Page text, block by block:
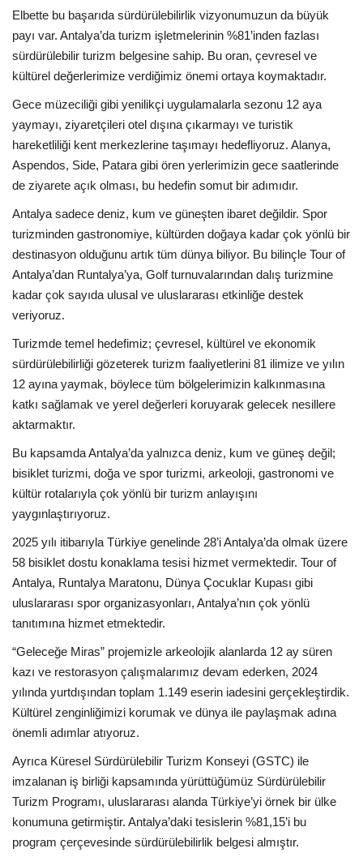
Elbette bu başarıda sürdürülebilirlik vizyonumuzun da büyük
payı var. Antalya’da turizm işletmelerinin %81’inden fazlası
sürdürülebilir turizm belgesine sahip. Bu oran, çevresel ve
kültürel değerlerimize verdiğimiz önemi ortaya koymaktadır.
Gece müzeciliği gibi yenilikçi uygulamalarla sezonu 12 aya
yaymayı, ziyaretçileri otel dışına çıkarmayı ve turistik
hareketliliği kent merkezlerine taşımayı hedefliyoruz. Alanya,
Aspendos, Side, Patara gibi ören yerlerimizin gece saatlerinde
de ziyarete açık olması, bu hedefin somut bir adımıdır.
Antalya sadece deniz, kum ve güneşten ibaret değildir. Spor
turizminden gastronomiye, kültürden doğaya kadar çok yönlü bir
destinasyon olduğunu artık tüm dünya biliyor. Bu bilinçle Tour of
Antalya’dan Runtalya’ya, Golf turnuvalarından dalış turizmine
kadar çok sayıda ulusal ve uluslararası etkinliğe destek
veriyoruz.
Turizmde temel hedefimiz; çevresel, kültürel ve ekonomik
sürdürülebilirliği gözeterek turizm faaliyetlerini 81 ilimize ve yılın
12 ayına yaymak, böylece tüm bölgelerimizin kalkınmasına
katkı sağlamak ve yerel değerleri koruyarak gelecek nesillere
aktarmaktır.
Bu kapsamda Antalya’da yalnızca deniz, kum ve güneş değil;
bisiklet turizmi, doğa ve spor turizmi, arkeoloji, gastronomi ve
kültür rotalarıyla çok yönlü bir turizm anlayışını
yaygınlaştırıyoruz.
2025 yılı itibarıyla Türkiye genelinde 28’i Antalya’da olmak üzere
58 bisiklet dostu konaklama tesisi hizmet vermektedir. Tour of
Antalya, Runtalya Maratonu, Dünya Çocuklar Kupası gibi
uluslararası spor organizasyonları, Antalya’nın çok yönlü
tanıtımına hizmet etmektedir.
“Geleceğe Miras” projemizle arkeolojik alanlarda 12 ay süren
kazı ve restorasyon çalışmalarımız devam ederken, 2024
yılında yurtdışından toplam 1.149 eserin iadesini gerçekleştirdik.
Kültürel zenginliğimizi korumak ve dünya ile paylaşmak adına
önemli adımlar atıyoruz.
Ayrıca Küresel Sürdürülebilir Turizm Konseyi (GSTC) ile
imzalanan iş birliği kapsamında yürüttüğümüz Sürdürülebilir
Turizm Programı, uluslararası alanda Türkiye’yi örnek bir ülke
konumuna getirmiştir. Antalya’daki tesislerin %81,15’i bu
program çerçevesinde sürdürülebilirlik belgesi almıştır.